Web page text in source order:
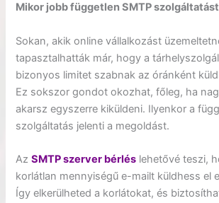
Mikor jobb független SMTP
Sokan, akik online vállalkozást
tapasztalhatták már, hogy a
bizonyos limitet szabnak az óránként
Ez sokszor gondot okozhat, főleg, ha
akarsz egyszerre kiküldeni. Ilyenkor a
szolgáltatás jelenti a megoldást.
AzSMTP szerver bérlés lehetővé teszi,
korlátlan mennyiségű e-mailt küldhess el
Így elkerülheted a korlátokat, és